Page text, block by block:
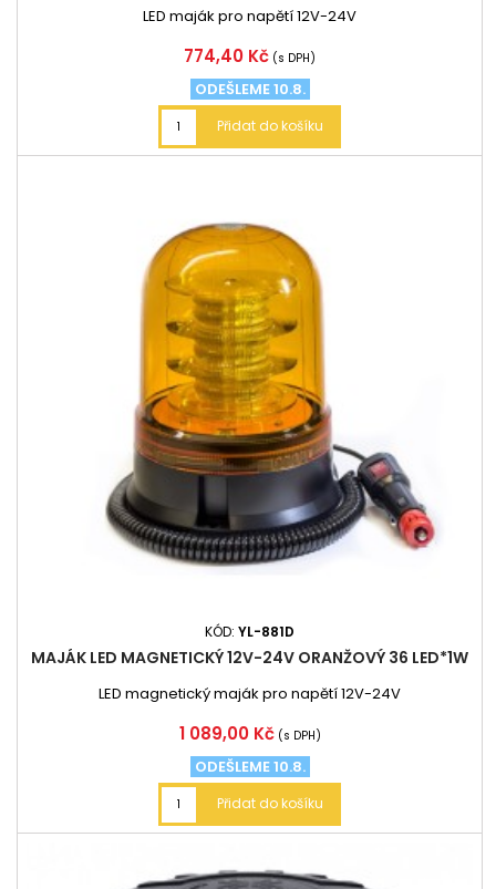
LED maják pro napětí 12V-24V
Cena
774,40 Kč (s DPH)
ODEŠLEME 10.8.
Přidat do košíku
KÓD: YL-881D
MAJÁK LED MAGNETICKÝ 12V-24V ORANŽOVÝ 36 LED*1W
LED magnetický maják pro napětí 12V-24V
Cena
1 089,00 Kč (s DPH)
ODEŠLEME 10.8.
Přidat do košíku